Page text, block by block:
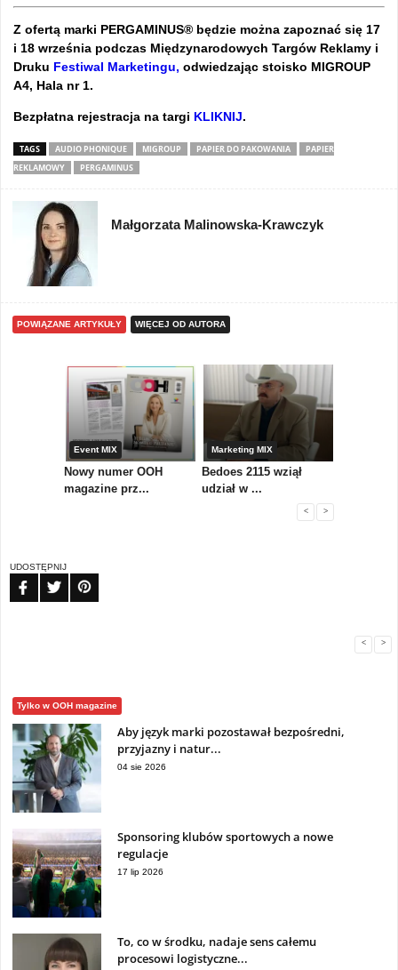
Z ofertą marki PERGAMINUS® będzie można zapoznać się 17
i 18 września podczas Międzynarodowych Targów Reklamy i
Druku Festiwal Marketingu, odwiedzając stoisko MIGROUP
A4, Hala nr 1.
Bezpłatna rejestracja na targi KLIKNIJ.
TAGS AUDIO PHONIQUE MIGROUP PAPIER DO PAKOWANIA
PAPIER
REKLAMOWY
PERGAMINUS
Małgorzata Malinowska-Krawczyk
POWIĄZANE ARTYKUŁY WIĘCEJ OD AUTORA
Event MIX
Nowy numer OOH
magazine prz...
Marketing MIX
Bedoes 2115 wziął
udział w ...
< >
UDOSTĘPNIJ
< >
Tylko w OOH magazine
Aby język marki pozostawał bezpośredni,
przyjazny i natur...
04 sie 2026
Sponsoring klubów sportowych a nowe
regulacje
17 lip 2026
To, co w środku, nadaje sens całemu
procesowi logistyczne...